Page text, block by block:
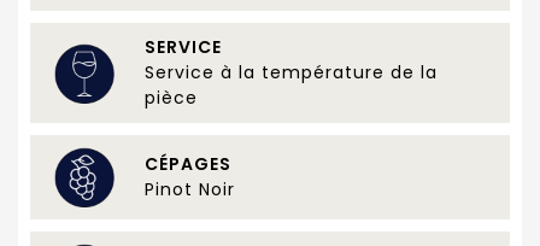
SERVICE
Service à la température de la
pièce
CÉPAGES
Pinot Noir